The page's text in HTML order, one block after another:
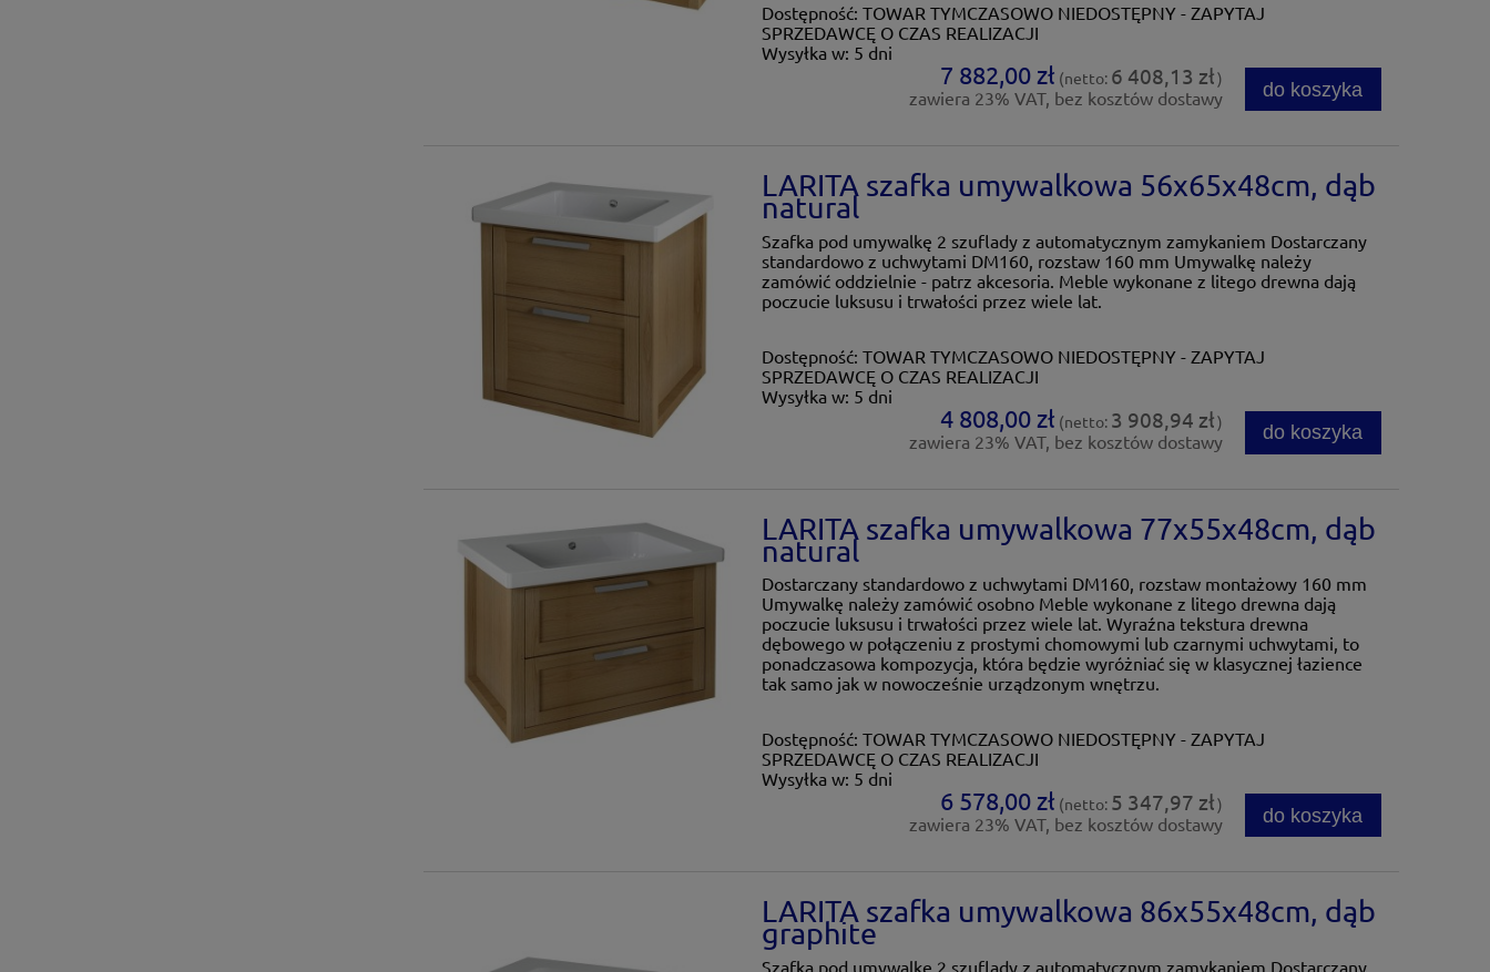
Dostępność: TOWAR TYMCZASOWO NIEDOSTĘPNY - ZAPYTAJ
SPRZEDAWCĘ O CZAS REALIZACJI
Wysyłka w: 5 dni
7 882,00 zł (netto: 6 408,13 zł)
zawiera 23% VAT, bez kosztów dostawy do koszyka
LARITA szafka umywalkowa 56x65x48cm, dąb
natural
Szafka pod umywalkę 2 szuflady z automatycznym zamykaniem Dostarczany
standardowo z uchwytami DM160, rozstaw 160 mm Umywalkę należy
zamówić oddzielnie - patrz akcesoria. Meble wykonane z litego drewna dają
poczucie luksusu i trwałości przez wiele lat.
Dostępność: TOWAR TYMCZASOWO NIEDOSTĘPNY - ZAPYTAJ
SPRZEDAWCĘ O CZAS REALIZACJI
Wysyłka w: 5 dni
4 808,00 zł (netto: 3 908,94 zł)
zawiera 23% VAT, bez kosztów dostawy do koszyka
LARITA szafka umywalkowa 77x55x48cm, dąb
natural
Dostarczany standardowo z uchwytami DM160, rozstaw montażowy 160 mm
Umywalkę należy zamówić osobno Meble wykonane z litego drewna dają
poczucie luksusu i trwałości przez wiele lat. Wyraźna tekstura drewna
dębowego w połączeniu z prostymi chomowymi lub czarnymi uchwytami, to
ponadczasowa kompozycja, która będzie wyróżniać się w klasycznej łazience
tak samo jak w nowocześnie urządzonym wnętrzu.
Dostępność: TOWAR TYMCZASOWO NIEDOSTĘPNY - ZAPYTAJ
SPRZEDAWCĘ O CZAS REALIZACJI
Wysyłka w: 5 dni
6 578,00 zł (netto: 5 347,97 zł)
zawiera 23% VAT, bez kosztów dostawy do koszyka
LARITA szafka umywalkowa 86x55x48cm, dąb
graphite
Szafka pod umywalkę 2 szuflady z automatycznym zamykaniem Dostarczany